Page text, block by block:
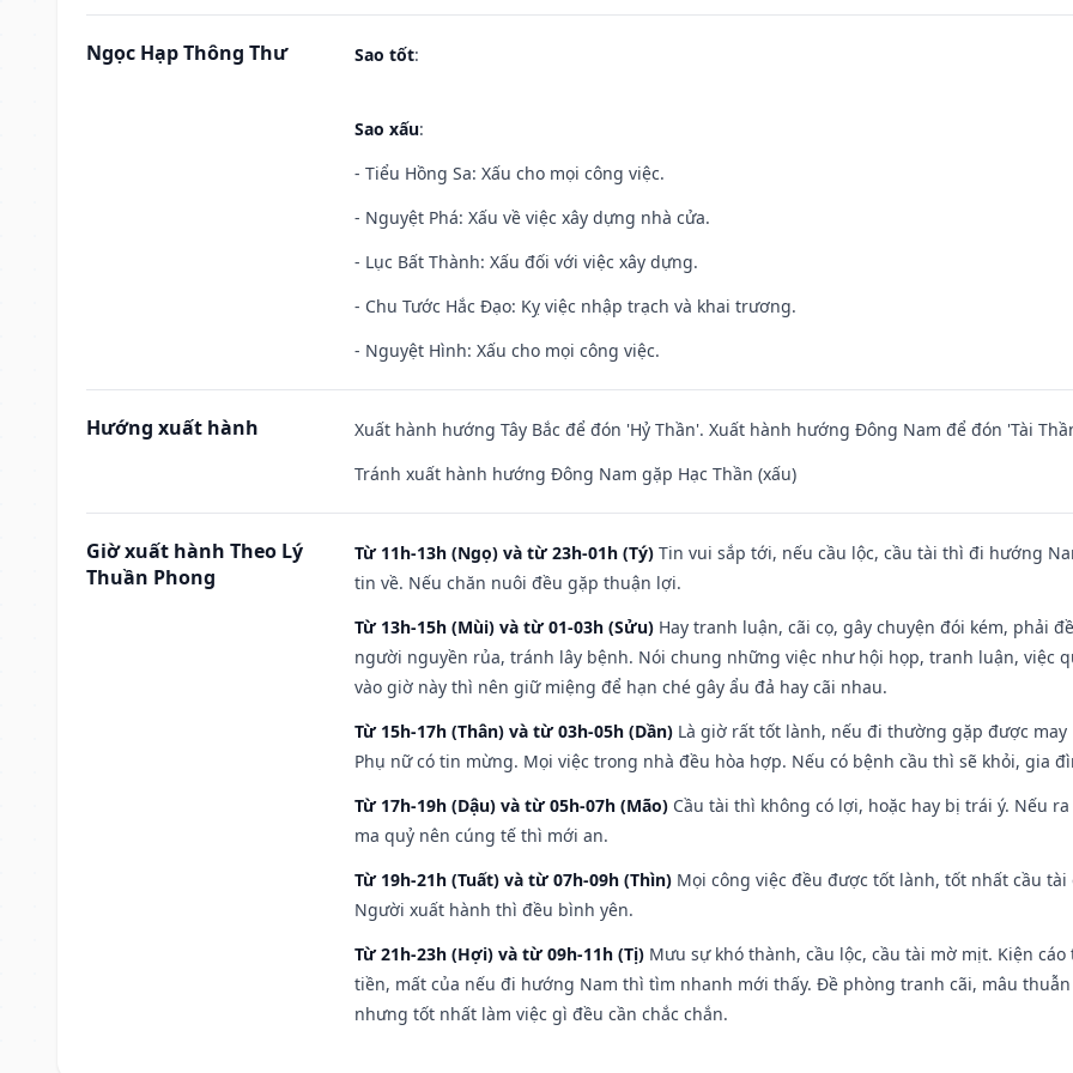
Ngọc Hạp Thông Thư Sao tốt:
Sao xấu:
- Tiểu Hồng Sa: Xấu cho mọi công việc.
- Nguyệt Phá: Xấu về việc xây dựng nhà cửa.
- Lục Bất Thành: Xấu đối với việc xây dựng.
- Chu Tước Hắc Đạo: Kỵ việc nhập trạch và khai trương.
- Nguyệt Hình: Xấu cho mọi công việc.
Hướng xuất hành
Xuất hành hướng Tây Bắc để đón 'Hỷ Thần'. Xuất hành hướng Đông Nam để đón 'Tài
Tránh xuất hành hướng Đông Nam gặp Hạc Thần (xấu)
Giờ xuất hành Theo Lý
Thuần Phong
Từ 11h-13h (Ngọ) và từ 23h-01h (Tý) Tin vui sắp tới, nếu cầu lộc, cầu tài thì đi hướng
tin về. Nếu chăn nuôi đều gặp thuận lợi.
Từ 13h-15h (Mùi) và từ 01-03h (Sửu) Hay tranh luận, cãi cọ, gây chuyện đói kém, phải
người nguyền rủa, tránh lây bệnh. Nói chung những việc như hội họp, tranh luận, việc
vào giờ này thì nên giữ miệng để hạn ché gây ẩu đả hay cãi nhau.
Từ 15h-17h (Thân) và từ 03h-05h (Dần) Là giờ rất tốt lành, nếu đi thường gặp được
Phụ nữ có tin mừng. Mọi việc trong nhà đều hòa hợp. Nếu có bệnh cầu thì sẽ khỏi, gia
Từ 17h-19h (Dậu) và từ 05h-07h (Mão) Cầu tài thì không có lợi, hoặc hay bị trái ý. Nếu
ma quỷ nên cúng tế thì mới an.
Từ 19h-21h (Tuất) và từ 07h-09h (Thìn) Mọi công việc đều được tốt lành, tốt nhất cầu
Người xuất hành thì đều bình yên.
Từ 21h-23h (Hợi) và từ 09h-11h (Tị) Mưu sự khó thành, cầu lộc, cầu tài mờ mịt. Kiện
tiền, mất của nếu đi hướng Nam thì tìm nhanh mới thấy. Đề phòng tranh cãi, mâu
nhưng tốt nhất làm việc gì đều cần chắc chắn.